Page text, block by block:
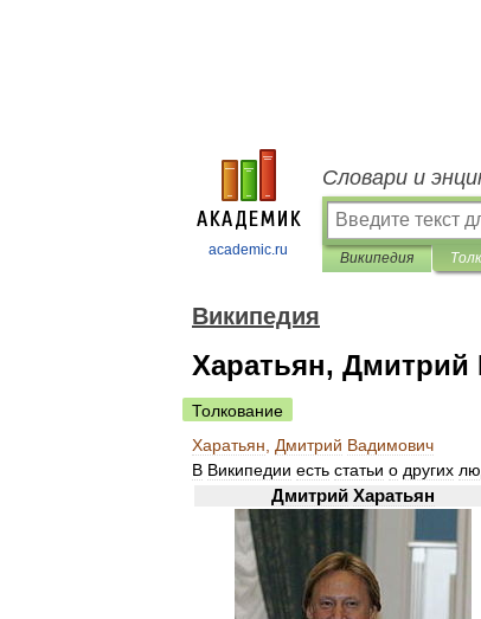
academic.ru
Словари и
Википедия
Википедия
Харатьян,
Толкование
Харатьян
Дмитрий Вадимович
В Википедии есть статьи о других
Дмитрий Харатьян